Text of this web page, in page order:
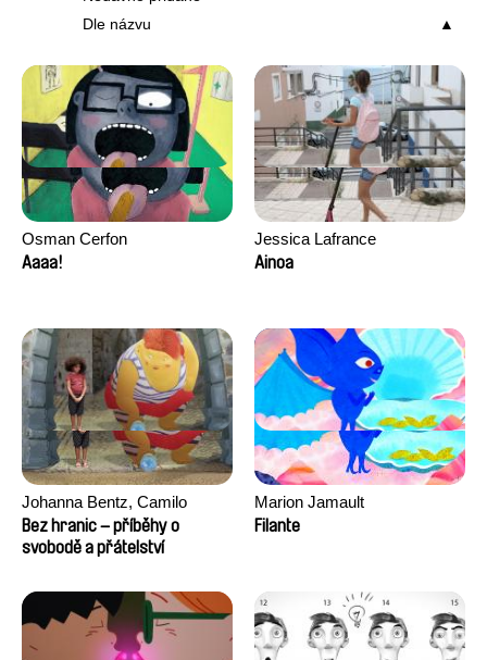
Dle názvu
Osman Cerfon
Aaaa!
Jessica Lafrance
Ainoa
Johanna Bentz, Camilo
Colmenares, Sandra Dajani,
Madeleine Dallmeyer, Nazgol
Khaled Nawal, Nada Riyad
Bez hranic – příběhy o
svobodě a přátelství
Marion Jamault
Filante